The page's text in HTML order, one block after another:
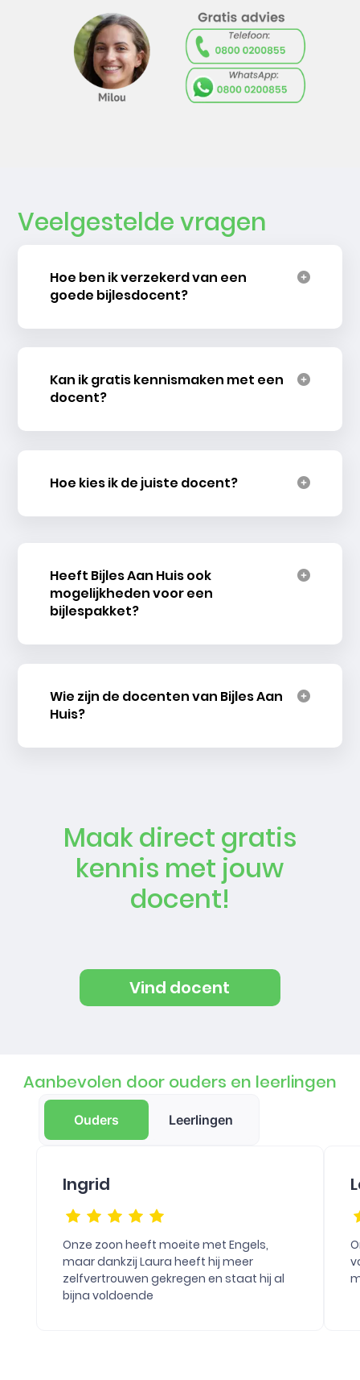
Veelgestelde vragen
Hoe ben ik verzekerd van een
goede bijlesdocent?
Kan ik gratis kennismaken met een
docent?
Hoe kies ik de juiste docent?
Heeft Bijles Aan Huis ook
mogelijkheden voor een
bijlespakket?
Wie zijn de docenten van Bijles Aan
Huis?
Maak direct gratis
kennis met jouw
docent!
Vind docent
Aanbevolen door ouders en leerlingen
Ouders Leerlingen
Ingrid
Onze zoon heeft moeite met Engels,
maar dankzij Laura heeft hij meer
zelfvertrouwen gekregen en staat hij al
bijna voldoende